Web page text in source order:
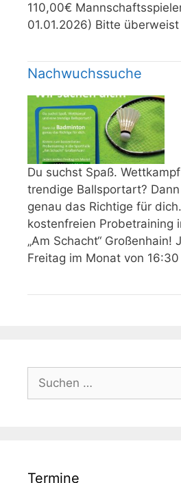
110,00€
01.01.2026) Bitte überweist
Nachwuchssuche
Du suchst Spaß.
trendige Ballsportart?
genau das Richtige für
kostenfreien Probetraining
„Am Schacht“ Großenhain!
Freitag im Monat von
Suchen
nach:
Termine